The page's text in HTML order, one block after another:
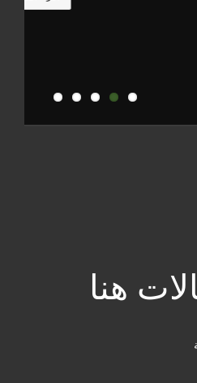
Previous
هنا